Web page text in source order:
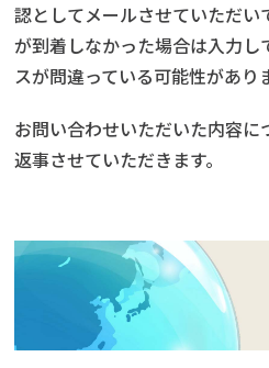
認としてメールさせていただい
が到着しなかった場合は入力
スが問違っている可能性があり
お問い合わせいただいた内容
返事させていただきます。